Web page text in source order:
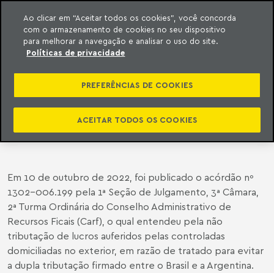
o conteúdo
Meyer
ADMINISTRAÇÃO DE RECURSOS
FISCAIS | TRIBUTAÇÃO DOS LUCROS
AUFERIDOS POR CONTROLADAS
DOMICILIADAS NO EXTERIOR
Em 10 de outubro de 2022, foi publicado o acórdão nº
1302-006.199 pela 1ª Seção de Julgamento, 3ª Câmara,
2ª Turma Ordinária do Conselho Administrativo de
Recursos Ficais (Carf), o qual entendeu pela não
tributação de lucros auferidos pelas controladas
domiciliadas no exterior, em razão de tratado para evitar
a dupla tributação firmado entre o Brasil e a Argentina.
Ao clicar em “Aceitar todos os cookies”, você concorda
com o armazenamento de cookies no seu dispositivo
para melhorar a navegação e analisar o uso do site.
Políticas de privacidade
PREFERÊNCIAS DE COOKIES
ACEITAR TODOS OS COOKIES